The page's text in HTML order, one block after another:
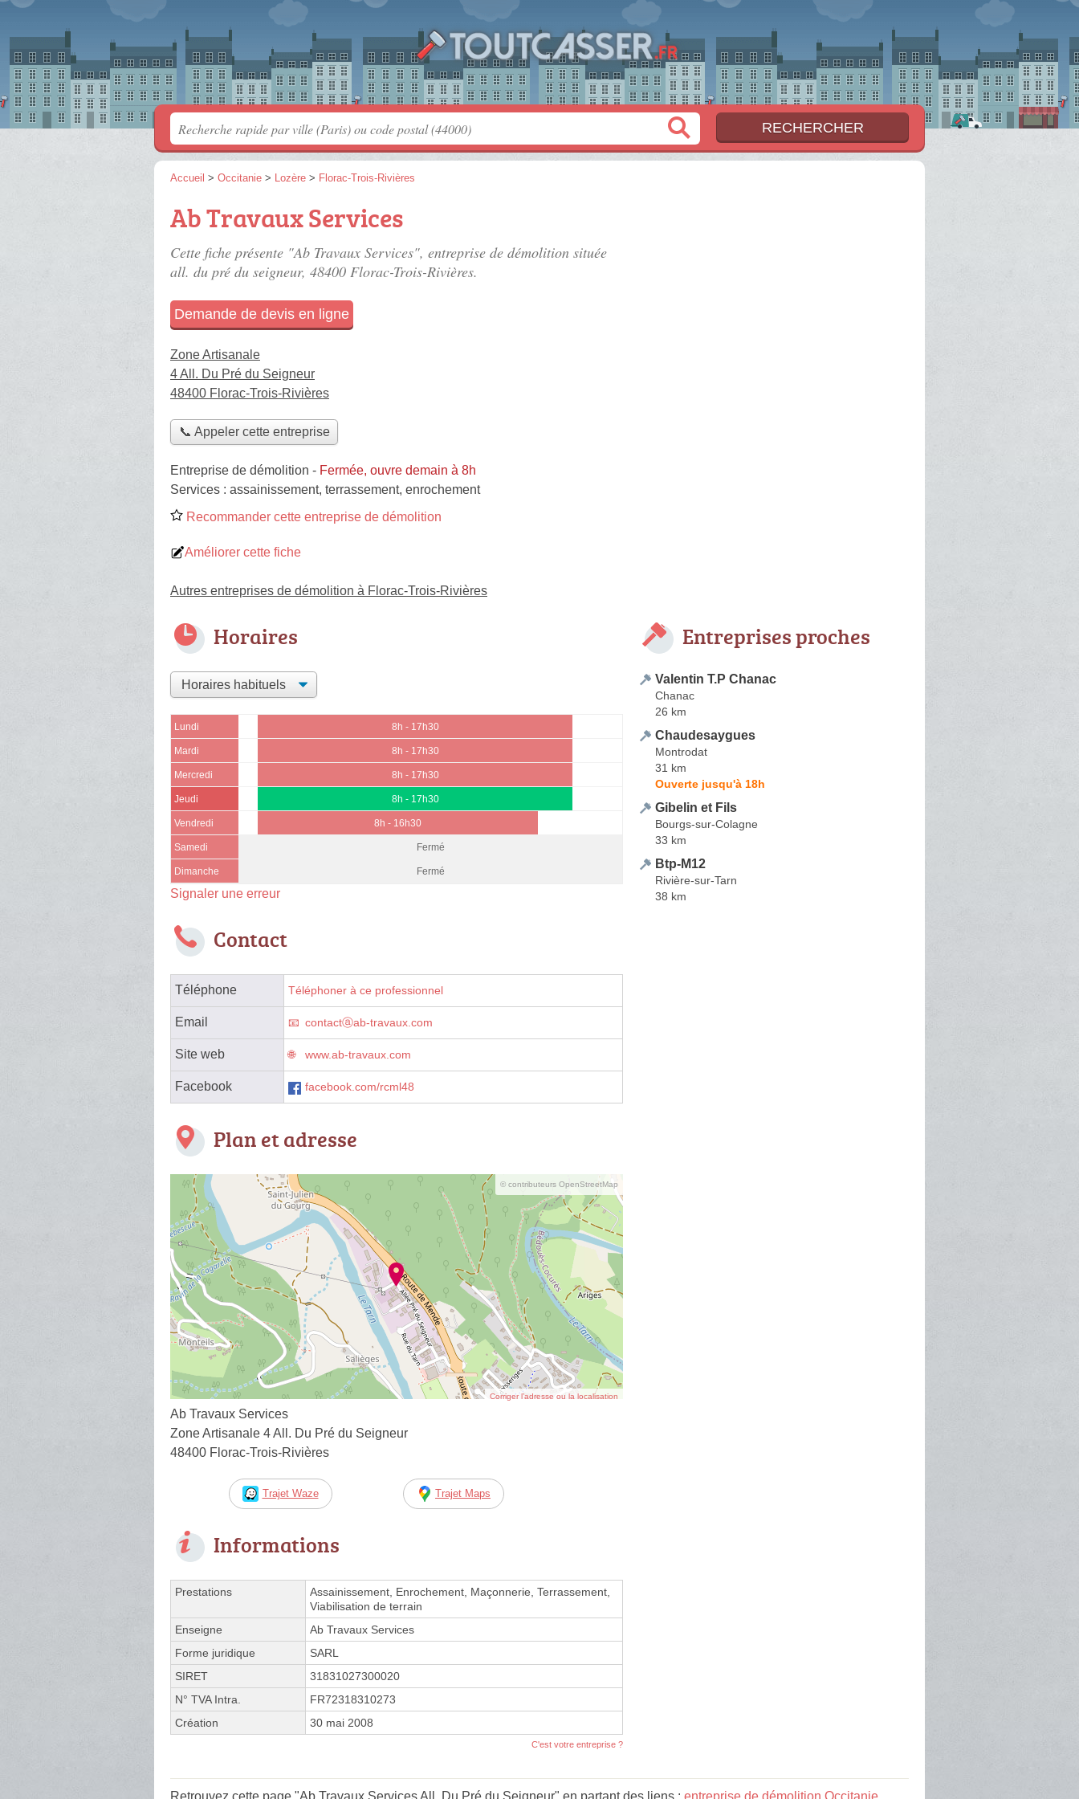
Accueil > Occitanie > Lozère > Florac-Trois-Rivières
Ab Travaux Services
Cette fiche présente "Ab Travaux Services", entreprise de démolition située
all. du pré du seigneur, 48400 Florac-Trois-Rivières.
Demande de devis en ligne
Zone Artisanale
4 All. Du Pré du Seigneur
48400 Florac-Trois-Rivières
📞 Appeler cette entreprise
Entreprise de démolition - Fermée, ouvre demain à 8h
Services : assainissement, terrassement, enrochement
Recommander cette entreprise de démolition
Améliorer cette fiche
Autres entreprises de démolition à Florac-Trois-Rivières
Horaires
Lundi 8h - 17h30
Mardi 8h - 17h30
Mercredi 8h - 17h30
Jeudi 8h - 17h30
Vendredi 8h - 16h30
Samedi Fermé
Dimanche Fermé
Signaler une erreur
Contact
Téléphone Téléphoner à ce professionnel
Email contactⓐab-travaux.com
Site web www.ab-travaux.com
Facebook facebook.com/rcml48
Plan et adresse
© contributeurs OpenStreetMap
Corriger l’adresse ou la localisation
Ab Travaux Services
Zone Artisanale 4 All. Du Pré du Seigneur
48400 Florac-Trois-Rivières
Trajet Waze Trajet Maps
Informations
Prestations
Assainissement, Enrochement, Maçonnerie, Terrassement,
Viabilisation de terrain
Enseigne
Ab Travaux Services
Forme juridique
SARL
SIRET
31831027300020
N° TVA Intra.
FR72318310273
Création
30 mai 2008
C'est votre entreprise ?
Entreprises proches
Valentin T.P Chanac
Chanac
26 km
Chaudesaygues
Montrodat
31 km
Ouverte jusqu'à 18h
Gibelin et Fils
Bourgs-sur-Colagne
33 km
Btp-M12
Rivière-sur-Tarn
38 km
Retrouvez cette page "Ab Travaux Services All. Du Pré du Seigneur" en partant des liens : entreprise de démolition Occitanie